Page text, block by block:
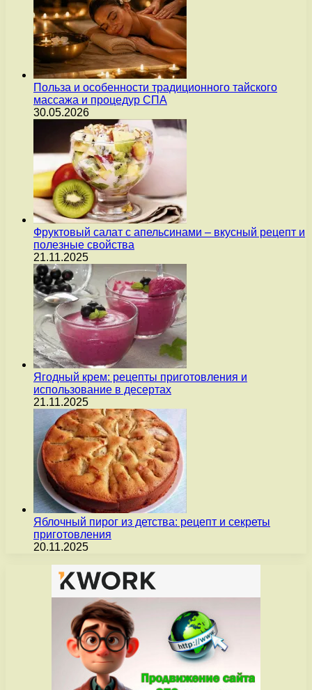
Польза и особенности традиционного тайского
массажа и процедур СПА
30.05.2026
Фруктовый салат с апельсинами – вкусный рецепт и
полезные свойства
21.11.2025
Ягодный крем: рецепты приготовления и
использование в десертах
21.11.2025
Яблочный пирог из детства: рецепт и секреты
приготовления
20.11.2025